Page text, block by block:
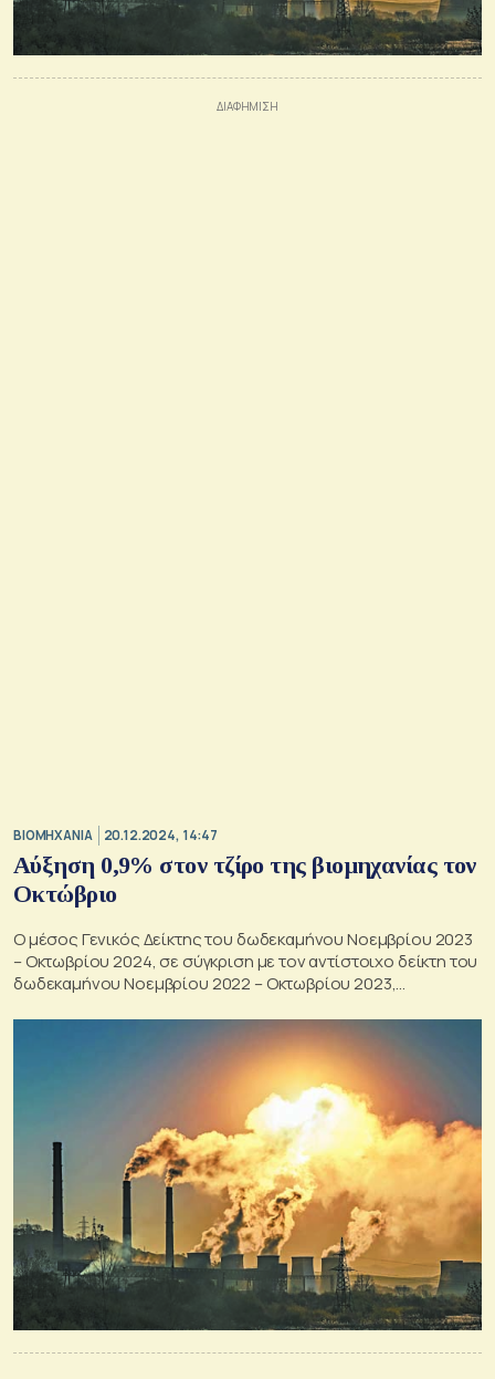
ΒΙΟΜΗΧΑΝΙΑ 20.12.2024, 14:47
Αύξηση 0,9% στον τζίρο της βιομηχανίας τον
Οκτώβριο
Ο μέσος Γενικός Δείκτης του δωδεκαμήνου Νοεμβρίου 2023
– Οκτωβρίου 2024, σε σύγκριση με τον αντίστοιχο δείκτη του
δωδεκαμήνου Νοεμβρίου 2022 – Οκτωβρίου 2023,